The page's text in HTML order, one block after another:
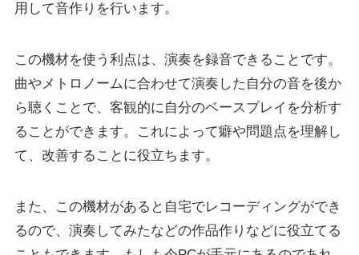
用して音作りを行います。
この機材を使う利点は、演奏を録音できることです。
曲やメトロノームに合わせて演奏した自分の音を後か
ら聴くことで、客観的に自分のベースプレイを分析す
ることができます。これによって癖や問題点を理解し
て、改善することに役立ちます。
また、この機材があると自宅でレコーディングができ
るので、演奏してみたなどの作品作りなどに役立てる